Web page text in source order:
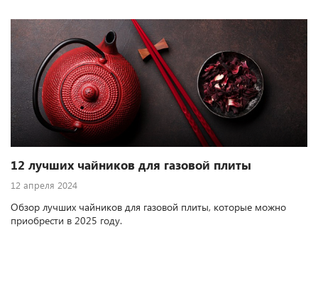
12 лучших чайников для газовой плиты
12 апреля 2024
Обзор лучших чайников для газовой плиты, которые можно
приобрести в 2025 году.